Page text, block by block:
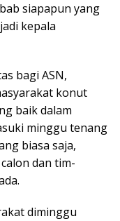
siapapun yang
kepala
bagi ASN,
konut
baik dalam
minggu tenang
biasa saja,
dan tim-
diminggu